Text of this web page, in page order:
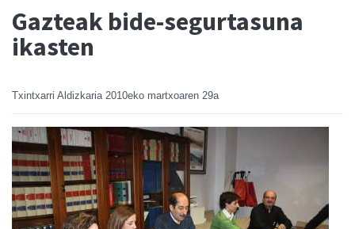
Gazteak bide-segurtasuna
ikasten
Txintxarri Aldizkaria 2010eko martxoaren 29a